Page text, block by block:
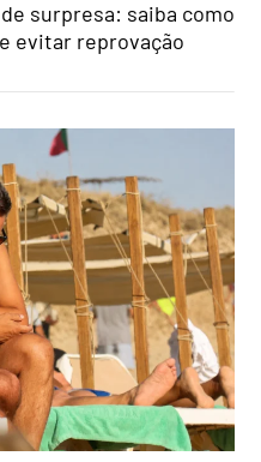
surpresa: saiba como
evitar reprovação